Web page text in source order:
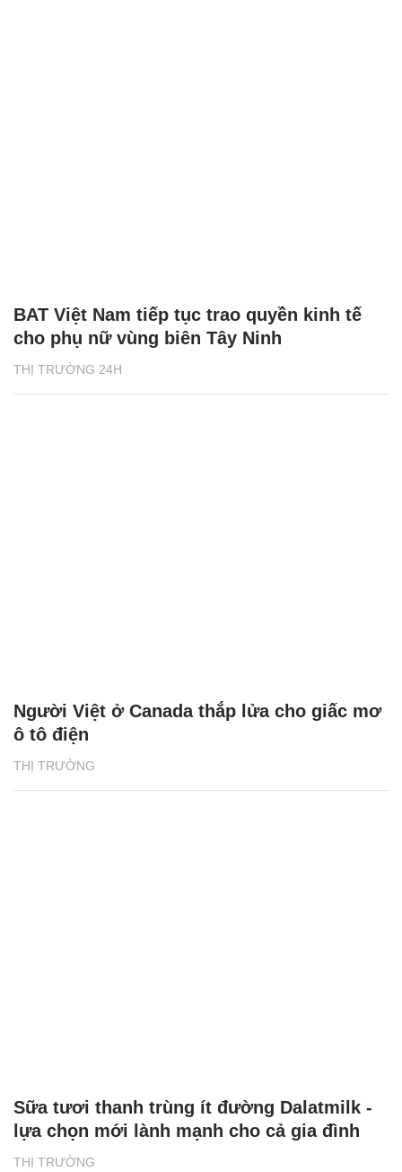
THỊ TRƯỜNG 24H
BAT Việt Nam tiếp tục trao quyền kinh tế
cho phụ nữ vùng biên Tây Ninh
THỊ TRƯỜNG
Người Việt ở Canada thắp lửa cho giấc mơ
ô tô điện
THỊ TRƯỜNG
Sữa tươi thanh trùng ít đường Dalatmilk -
lựa chọn mới lành mạnh cho cả gia đình